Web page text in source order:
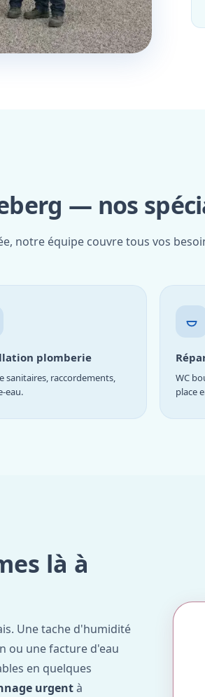
— nos
notre équipe couvre tous vos
plomberie
sanitaires, raccordements,
eau.
WC
place
là à
Une tache d'humidité
ou une facture d'eau
en quelques
urgentà